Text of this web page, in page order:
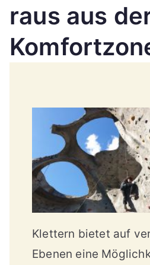
raus aus
Klettern bietet auf
Ebenen eine